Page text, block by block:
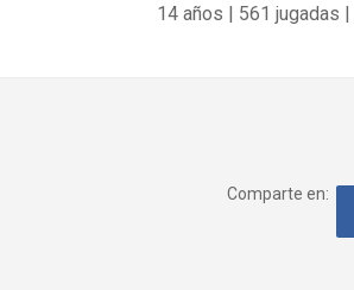
14 años | 561 jugadas |
Comparte en: